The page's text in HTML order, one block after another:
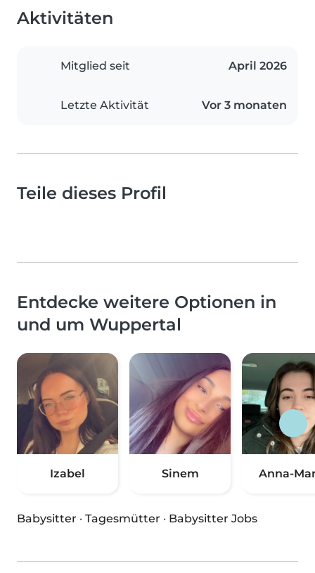
Aktivitäten
Mitglied seit April 2026
Letzte Aktivität Vor 3 monaten
Teile dieses Profil
Entdecke weitere Optionen in
und um Wuppertal
Izabel Sinem Anna-
Babysitter · Tagesmütter · Babysitter Jobs